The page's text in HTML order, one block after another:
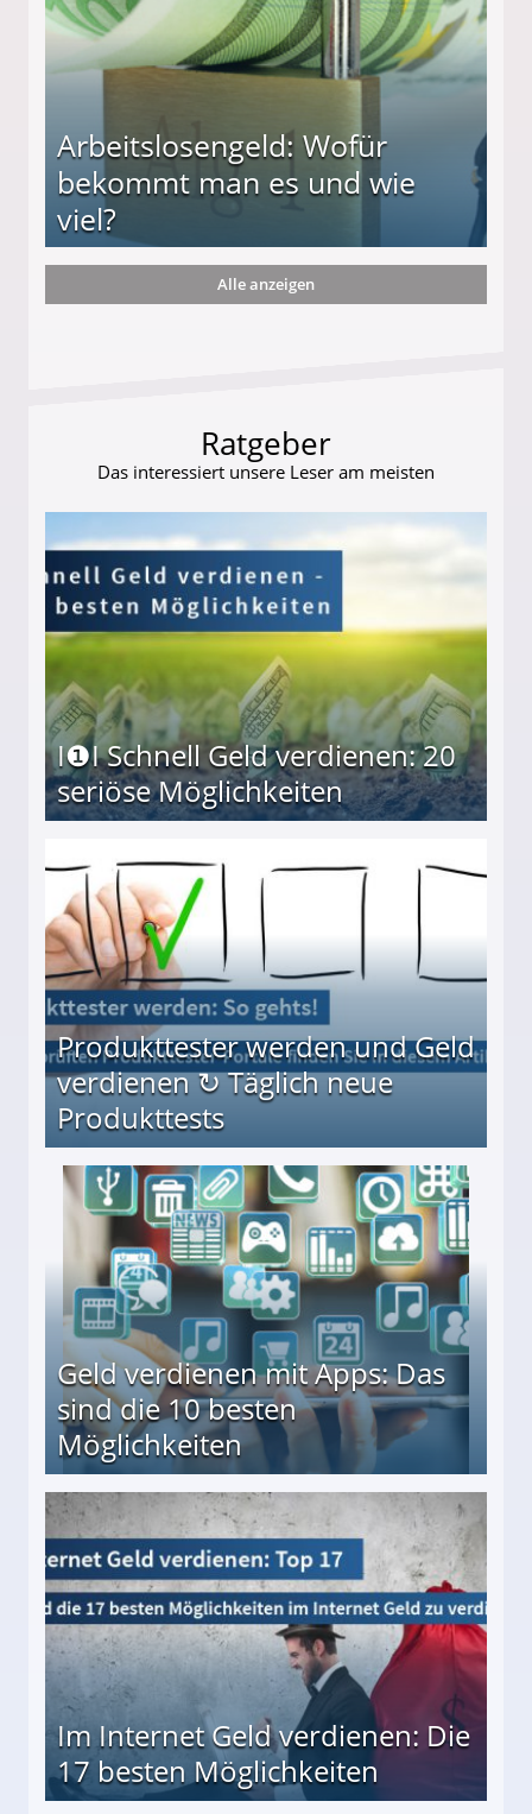
Arbeitslosengeld: Wofür
bekommt man es und wie
viel?
und wie viel?
Alle anzeigen
Ratgeber
Das interessiert unsere Leser am meisten
I❶I Schnell Geld verdienen: 20
seriöse Möglichkeiten
Produkttester werden und Geld
verdienen ↻ Täglich neue
Produkttests
↻ Täglich neue Produkttests
Geld verdienen mit Apps: Das
sind die 10 besten
Möglichkeiten
besten Möglichkeiten
Im Internet Geld verdienen: Die
17 besten Möglichkeiten